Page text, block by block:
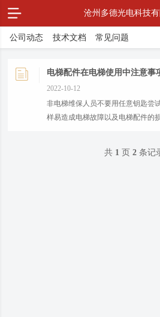
沧州多德光电科技有
公司动态 技术文档 常见问题
电梯配件在电梯使用中注意事
2022-10-12
非电梯维保人员不要用任意钥匙尝
样易造成电梯故障以及电梯配件的损
共 1页 2条记